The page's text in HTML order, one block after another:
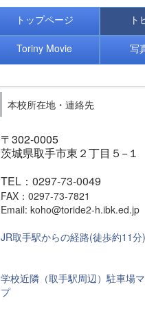
トップページ ト
Toriny Movie 写
本校所在地・連絡先
〒302-0005
茨城県取手市東２丁目５−１
TEL：0297-73-0049
FAX：0297-73-7821
Email: koho@toride2-h.ibk.ed.jp
JR取手駅からの経路(徒歩約11分)
学校近隣（取手駅周辺）駐車場
プ